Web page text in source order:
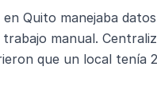
Quito manejaba
manual.
que un local tenía